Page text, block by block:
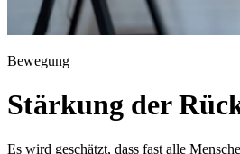
Bewegung
Stärkung der
Es wird geschätzt, dass fast alle